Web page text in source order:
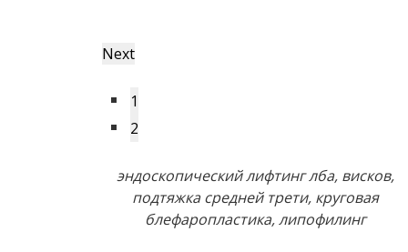
Next
1
2
эндоскопический лифтинг лба, висков,
подтяжка средней трети, круговая
блефаропластика, липофилинг